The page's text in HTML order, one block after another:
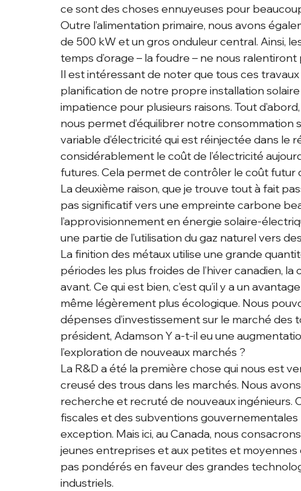
ce sont des choses ennuyeuses pour
Outre l’alimentation primaire, nous avons
de 500 kW et un gros onduleur central. Ainsi,
temps d’orage – la foudre – ne nous ralentiront
Il est intéressant de noter que tous ces
planification de notre propre installation solaire
impatience pour plusieurs raisons. Tout
nous permet d’équilibrer notre consommation
variable d’électricité qui est réinjectée dans le
considérablement le coût de l’électricité
futures. Cela permet de contrôler le coût
La deuxième raison, que je trouve tout à fait
pas significatif vers une empreinte carbone
l’approvisionnement en énergie solaire-
une partie de l’utilisation du gaz naturel vers
La finition des métaux utilise une grande
périodes les plus froides de l’hiver canadien,
avant. Ce qui est bien, c’est qu’il y a un
même légèrement plus écologique. Nous
dépenses d’investissement sur le marché
président, Adamson Y a-t-il eu une
l’exploration de nouveaux marchés ?
La R&D a été la première chose qui nous est
creusé des trous dans les marchés. Nous
recherche et recruté de nouveaux ingénieurs.
fiscales et des subventions gouvernementales
exception. Mais ici, au Canada, nous
jeunes entreprises et aux petites et
pas pondérés en faveur des grandes
industriels.